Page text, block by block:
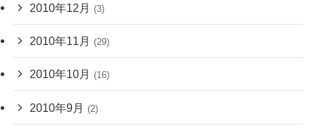
2010年12月 (3)
2010年11月 (29)
2010年10月 (16)
2010年9月 (2)